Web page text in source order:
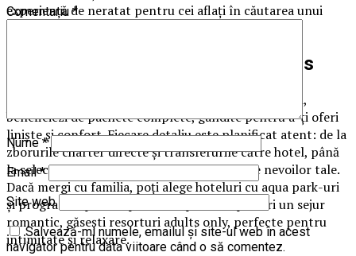
experiență de neratat pentru cei aflați în căutarea unui
Vacanță în Turcia cu Prestige Tours
Alegând Prestige Tours pentru vacanța ta în Turcia,
beneficiezi de pachete complete, gândite pentru a-ți oferi
liniște și confort. Fiecare detaliu este planificat atent: de la
zborurile charter directe și transferurile către hotel, până
la selecția celor mai bune resorturi adaptate nevoilor tale.
Dacă mergi cu familia, poți alege hoteluri cu aqua park-uri
și programe speciale pentru copii. Dacă preferi un sejur
romantic, găsești resorturi adults only, perfecte pentru
intimitate și relaxare.
Comentariu*
Nume*
Email*
Site web
Salvează-mi numele, emailul și site-ul web în acest
navigator pentru data viitoare când o să comentez.